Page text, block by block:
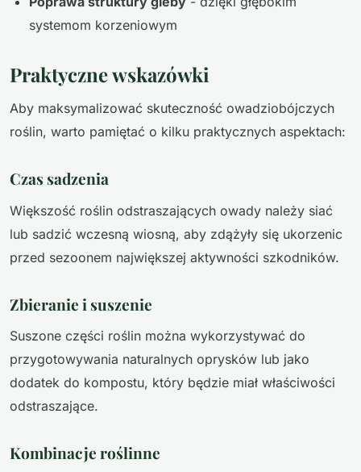
systemom korzeniowym
Praktyczne wskazówki
Aby maksymalizować skuteczność owadziobójczych
roślin, warto pamiętać o kilku praktycznych aspektach:
Czas sadzenia
Większość roślin odstraszających owady należy siać
lub sadzić wczesną wiosną, aby zdążyły się ukorzenic
przed sezoonem największej aktywności szkodników.
Zbieranie i suszenie
Suszone części roślin można wykorzystywać do
przygotowywania naturalnych oprysków lub jako
dodatek do kompostu, który będzie miał właściwości
odstraszające.
Kombinacje roślinne